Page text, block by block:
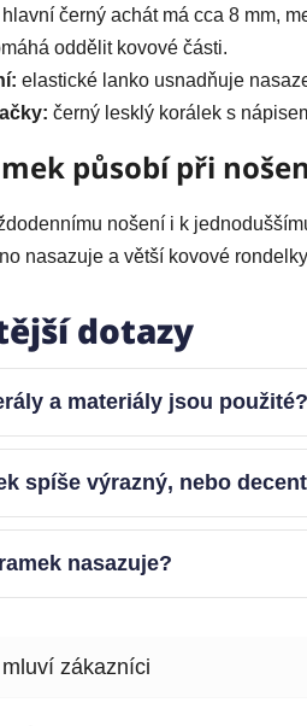
hlavní černý achát má cca 8 mm,
oddělit kovové části.
elastické lanko usnadňuje
černý lesklý korálek s
působí při
nošení i k
nasazuje a větší kovové
dotazy
a materiály jsou použité?
spíše výrazný, nebo
nasazuje?